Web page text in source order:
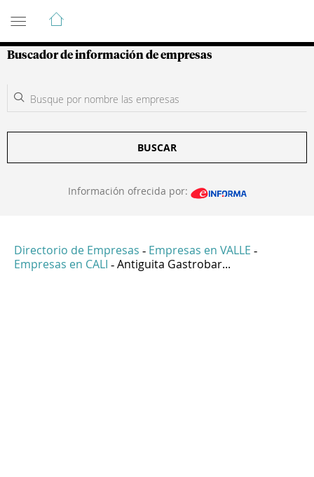
Guía de Empresas Colombianas
Buscador de información de empresas
BUSCAR
Información ofrecida por:
Directorio de Empresas - Empresas en VALLE -
Empresas en CALI - Antiguita Gastrobar...